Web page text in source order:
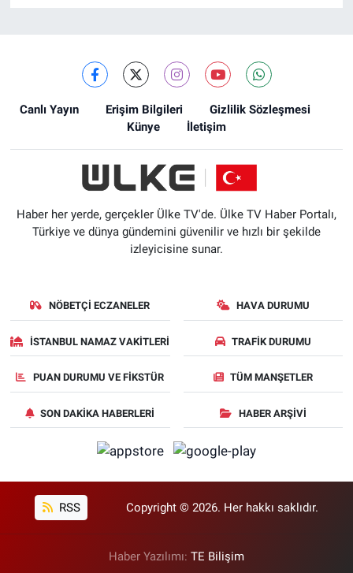
Canlı Yayın Erişim Bilgileri
Gizlilik Sözleşmesi
Künye
İletişim
Haber her yerde, gerçekler Ülke TV'de. Ülke TV Haber Portalı,
Türkiye ve dünya gündemini güvenilir ve hızlı bir şekilde
izleyicisine sunar.
NÖBETÇI ECZANELER HAVA DURUMU
İSTANBUL NAMAZ VAKITLERI TRAFIK DURUMU
PUAN DURUMU VE FIKSTÜR TÜM MANŞETLER
SON DAKIKA HABERLERI HABER ARŞIVI
RSS Copyright © 2026. Her hakkı saklıdır.
Haber Yazılımı: TE Bilişim